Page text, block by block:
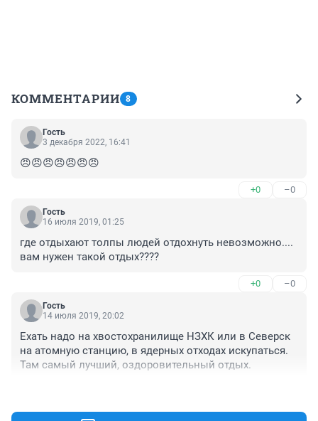
КОММЕНТАРИИ 8
Гость
3 декабря 2022, 16:41
😠😠😠😠😠😠😠
+0 –0
Гость
16 июля 2019, 01:25
где отдыхают толпы людей отдохнуть невозможно....
вам нужен такой отдых????
+0 –0
Гость
14 июля 2019, 20:02
Ехать надо на хвостохранилище НЗХК или в Северск
на атомную станцию, в ядерных отходах искупаться.
Там самый лучший, оздоровительный отдых.